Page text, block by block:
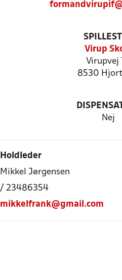
Virup
Virupvej
8530
Nej
Holdleder
Mikkel Jørgensen
/ 23486354
mikkelfrank@gmail.com